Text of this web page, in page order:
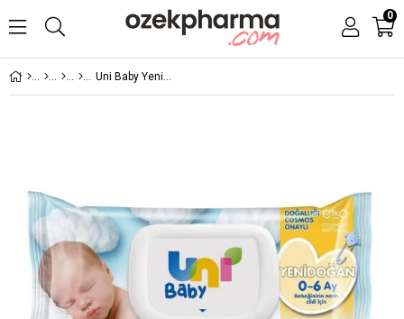
0
Uni Baby Yenidoğan Islak Pamuk Mendil 40 Adet